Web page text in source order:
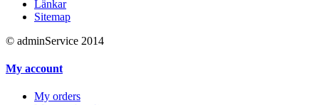
Länkar
Sitemap
© adminService 2014
My account
My orders